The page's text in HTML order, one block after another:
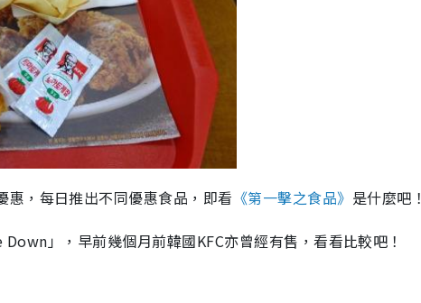
惠，每日推出不同優惠食品，即看 《第一擊之食品》 是什麼吧！
」，早前幾個月前韓國KFC亦曾經有售，看看比較吧！